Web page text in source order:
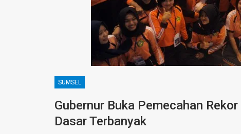
SUMSEL
Gubernur Buka Pemecahan
Dasar Terbanyak